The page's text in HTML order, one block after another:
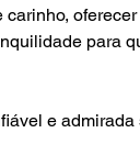
carinho,
para
e admirada